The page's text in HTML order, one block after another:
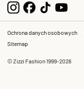
Ochrona danych osobowych
Sitemap
© Zizzi Fashion 1999-2026